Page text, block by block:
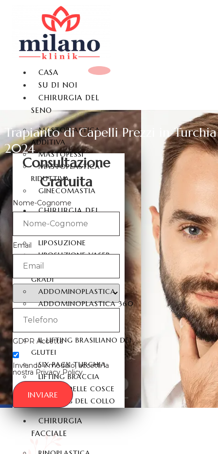
CASA
SU DI NOI
CHIRURGIA DEL
SENO
MASTOPLASTICA
ADDITIVA
MASTOPESSI
MASTOPLASTICA
RIDUTTIVA
GINECOMASTIA
CHIRURGIA DEL
CORPO
LIPOSUZIONE
LIPOSUZIONE VASER
LIPOSUZIONE A 360
GRADI
ADDOMINOPLASTICA
ADDOMINOPLASTICA 360
GRADI
IL LIFTING BRASILIANO DEI
GLUTEI
SIX PACK TURCHIA
LIFTING BRACCIA
LIFTING DELLE COSCE
IL LIFTING DEL COLLO
CHIRURGIA
FACCIALE
Trapianto di Capelli Prezzi in Turchia
2024
Consultazione
Gratuita
Nome-Cognome
Email
GDPR Accetta
Inviando il modulo, accetti la
nostra Privacy Policy.
INVIARE